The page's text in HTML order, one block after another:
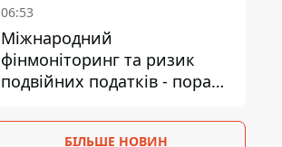
06:53
Міжнародний
фінмоніторинг та ризик
подвійних податків - поради
БІЛЬШЕ НОВИН